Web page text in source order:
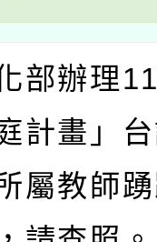
部辦理
計畫」
屬教師